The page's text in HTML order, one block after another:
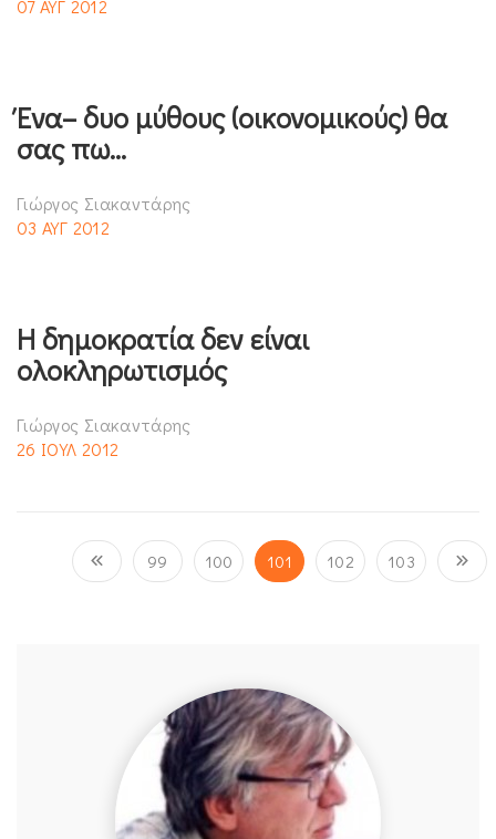
07 ΑΥΓ 2012
Ένα– δυο μύθους (οικονομικούς) θα
σας πω…
Γιώργος Σιακαντάρης
03 ΑΥΓ 2012
Η δημοκρατία δεν είναι
ολοκληρωτισμός
Γιώργος Σιακαντάρης
26 ΙΟΥΛ 2012
99 100 101 102 103